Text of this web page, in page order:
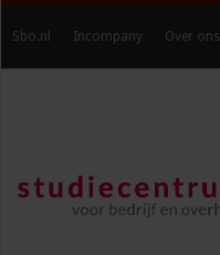
Sbo.nl Incompany Over ons